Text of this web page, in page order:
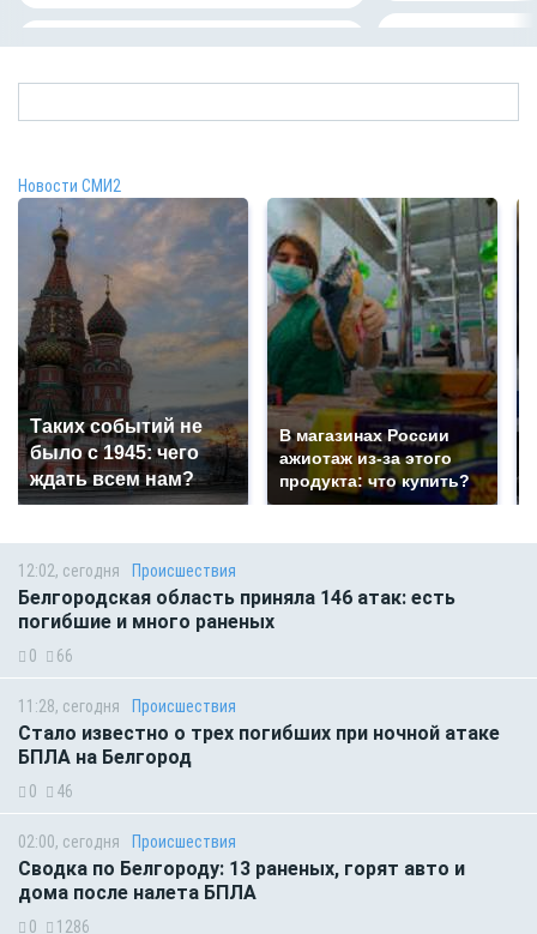
Новости СМИ2
Таких событий не
было с 1945: чего
ждать всем нам?
В магазинах России
ажиотаж из-за этого
продукта: что купить?
12:02, сегодня Происшествия
Белгородская область приняла 146 атак: есть
погибшие и много раненых
0 66
11:28, сегодня Происшествия
Стало известно о трех погибших при ночной атаке
БПЛА на Белгород
0 46
02:00, сегодня Происшествия
Сводка по Белгороду: 13 раненых, горят авто и
дома после налета БПЛА
0 1286